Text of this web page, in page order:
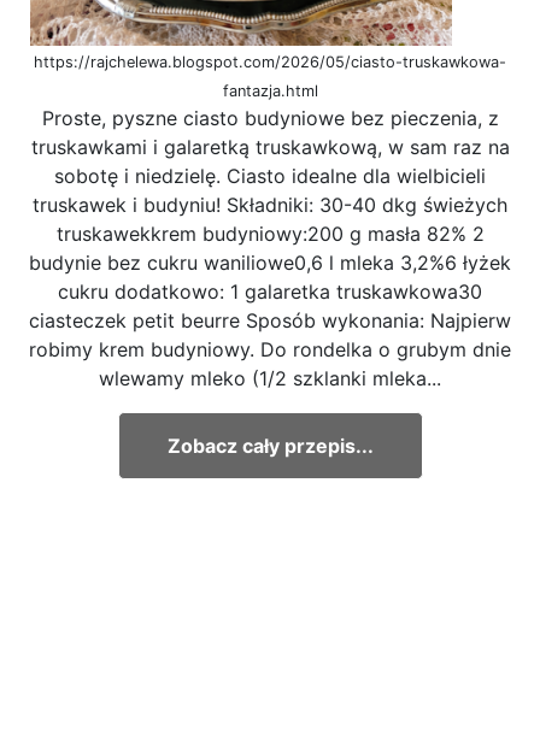
https://rajchelewa.blogspot.com/2026/05/ciasto-truskawkowa-
fantazja.html
Proste, pyszne ciasto budyniowe bez pieczenia, z
truskawkami i galaretką truskawkową, w sam raz na
sobotę i niedzielę. Ciasto idealne dla wielbicieli
truskawek i budyniu! Składniki: 30-40 dkg świeżych
truskawekkrem budyniowy:200 g masła 82% 2
budynie bez cukru waniliowe0,6 l mleka 3,2%6 łyżek
cukru dodatkowo: 1 galaretka truskawkowa30
ciasteczek petit beurre Sposób wykonania: Najpierw
robimy krem budyniowy. Do rondelka o grubym dnie
wlewamy mleko (1/2 szklanki mleka...
Zobacz cały przepis...